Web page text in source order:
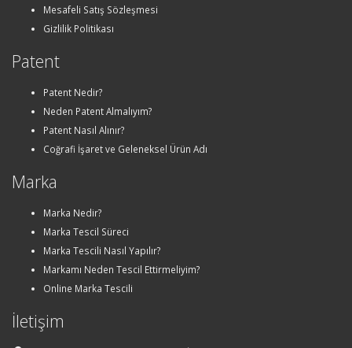
Mesafeli Satış Sözleşmesi
Gizlilik Politikası
Patent
Patent Nedir?
Neden Patent Almalıyım?
Patent Nasıl Alınır?
Coğrafi İşaret ve Geleneksel Ürün Adı
Marka
Marka Nedir?
Marka Tescil Süreci
Marka Tescili Nasıl Yapılır?
Markamı Neden Tescil Ettirmeliyim?
Online Marka Tescili
İletişim